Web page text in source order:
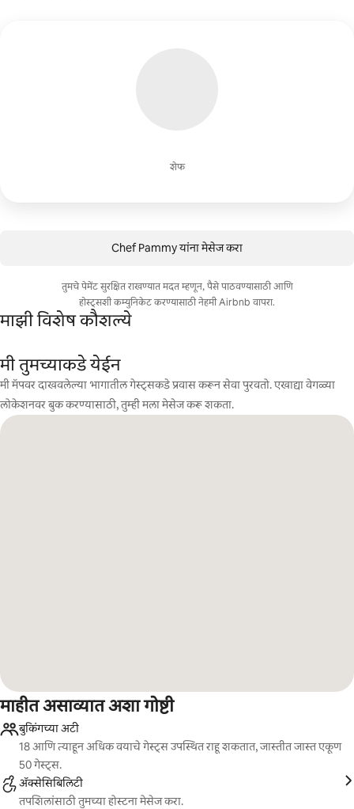
शेफ
Chef Pammy यांना मेसेज करा
तुमचे पेमेंट सुरक्षित राखण्यात मदत म्हणून, पैसे पाठवण्यासाठी आणि
होस्ट्सशी कम्युनिकेट करण्यासाठी नेहमी Airbnb वापरा.
माझी विशेष कौशल्ये
मी तुमच्याकडे येईन
मी मॅपवर दाखवलेल्या भागातील गेस्ट्सकडे प्रवास करून सेवा पुरवतो. एखाद्या वेगळ्या
लोकेशनवर बुक करण्यासाठी, तुम्ही मला मेसेज करू शकता.
माहीत असाव्यात अशा गोष्टी
बुकिंगच्या अटी
18 आणि त्याहून अधिक वयाचे गेस्ट्स उपस्थित राहू शकतात, जास्तीत जास्त एकूण
50 गेस्ट्स.
ॲक्सेसिबिलिटी
तपशिलांसाठी तुमच्या होस्टना मेसेज करा.